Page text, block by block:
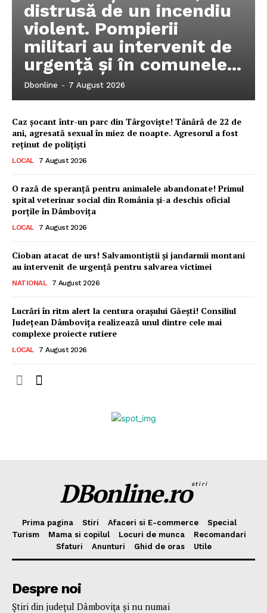
2de 2
distrusă de un incendiu
violent. Pompierii
militari au intervenit de
urgență și în comunele...
Dbonline - 7 August 2026
Caz șocant într-un parc din Târgoviște! Tânără de 22 de
ani, agresată sexual în miez de noapte. Agresorul a fost
reținut de polițiști
LOCAL 7 August 2026
O rază de speranță pentru animalele abandonate! Primul
spital veterinar social din România și-a deschis oficial
porțile în Dâmbovița
LOCAL 7 August 2026
Cioban atacat de urs! Salvamontiștii și jandarmii montani
au intervenit de urgență pentru salvarea victimei
NATIONAL 7 August 2026
Lucrări în ritm alert la centura orașului Găești! Consiliul
Județean Dâmbovița realizează unul dintre cele mai
complexe proiecte rutiere
LOCAL 7 August 2026
DBonline.rostiri
Prima pagina Stiri Afaceri si E-commerce
Special
Turism
Mama si copilul Locuri de munca
Recomandari
Sfaturi
Anunturi Ghid de oras Utile
Despre noi
Ştiri din judeţul Dâmboviţa şi nu numai